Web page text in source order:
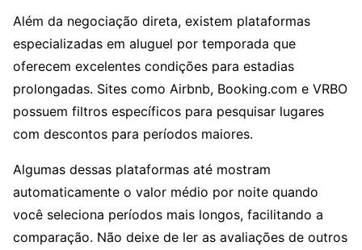
Além da negociação direta, existem plataformas
especializadas em aluguel por temporada que
oferecem excelentes condições para estadias
prolongadas. Sites como Airbnb, Booking.com e VRBO
possuem filtros específicos para pesquisar lugares
com descontos para períodos maiores.
Algumas dessas plataformas até mostram
automaticamente o valor médio por noite quando
você seleciona períodos mais longos, facilitando a
comparação. Não deixe de ler as avaliações de outros